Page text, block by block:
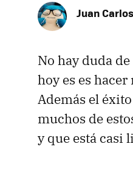
Juan
No hay duda
hoy es es
Además el
muchos de
y que está casi